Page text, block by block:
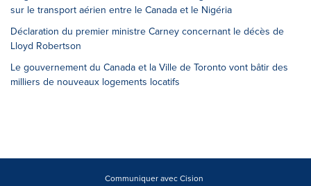
sur le transport aérien entre le Canada et le Nigéria
Déclaration du premier ministre Carney concernant le décès de
Lloyd Robertson
Le gouvernement du Canada et la Ville de Toronto vont bâtir des
milliers de nouveaux logements locatifs
Communiquer avec Cision